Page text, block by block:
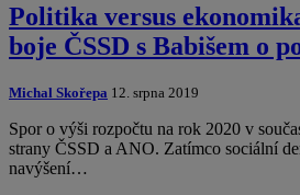
Politika versus
boje ČSSD s Babišem o
Michal Skořepa 12. srpna 2019
Spor o výši rozpočtu na rok 2020 v
strany ČSSD a ANO. Zatímco sociální
navýšení…